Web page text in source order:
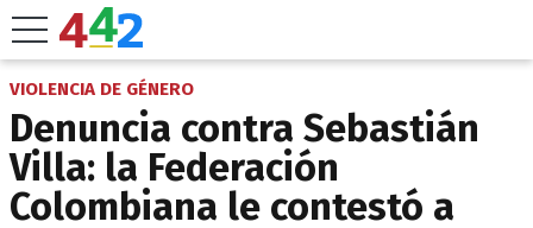
VIOLENCIA DE GÉNERO
Denuncia contra Sebastián
Villa: la Federación
Colombiana le contestó a